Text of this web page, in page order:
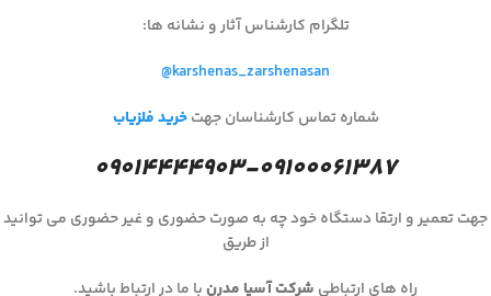
تلگرام کارشناس آثار و نشانه ها:
@karshenas_zarshenasan
شماره تماس کارشناسان جهتخرید فلزیاب
۰۹۰۱۴۴۴۴۹۰۳-۰۹۱۰۰۰۶۱۳۸۷
جهت تعمیر و ارتقا دستگاه خود چه به صورت حضوری و غیر حضوری می توانید
از طریق
راه های ارتباطی شرکت آسیا مدرنبا ما در ارتباط باشید.